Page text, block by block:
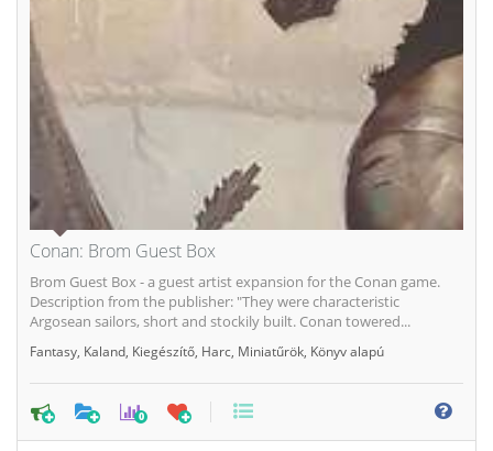
Conan: Brom Guest Box
Brom Guest Box - a guest artist expansion for the Conan game.
Description from the publisher: "They were characteristic
Argosean sailors, short and stockily built. Conan towered...
Fantasy Kaland Kiegészítő Harc Miniatűrök Könyv alapú
0